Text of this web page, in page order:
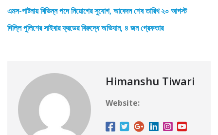
এমস-পাটনায় বিভিন্ন পদে নিয়োগের সুযোগ, আবেদন শেষ তারিখ ২০ আগস্ট
দিল্লি পুলিশের সাইবার ফ্রডের বিরুদ্ধে অভিযান, ৪ জন গ্রেফতার
Himanshu Tiwari
Website: